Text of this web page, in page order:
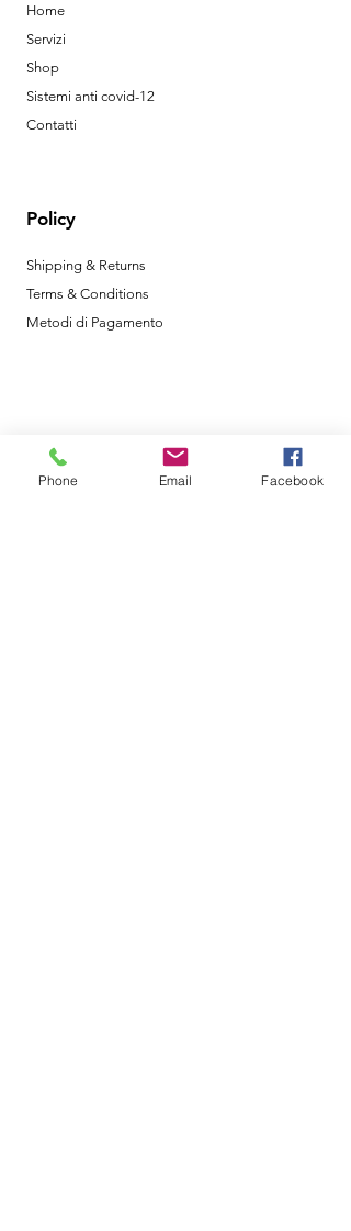
Home
Servizi
Shop
Sistemi anti covid-12
Contatti
Policy
Shipping & Returns
Terms & Conditions
Metodi di Pagamento
Orari di Apertura
Lun- Ven: 8am - 18pm
Phone Email Facebook